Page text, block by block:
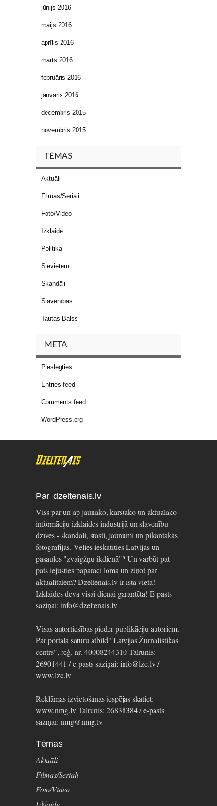
jūnijs 2016
maijs 2016
aprīlis 2016
marts 2016
februāris 2016
janvāris 2016
decembris 2015
novembris 2015
TĒMAS
Aktuāli
Filmas/Seriāli
Foto/Video
Izklaide
Politika
Sievietēm
Skandāli
Slavenības
Tautas Balss
META
Pieslēgties
Entries feed
Comments feed
WordPress.org
Par dzeltenais.lv
Viss par un ap jaunāko, karstāko un aktuālāko
informāciju izklaides industrijā un slavenību
dzīvēs - skandāli, stāsti, jaunumi un pikantākās
fotogrāfijas. Vēlies ieskatīties Latvijas un
pasaules "zvaigžņu ikdienā"? Un varbūt pat
pats iejusties paparaci lomā un ziņot par
aktualitātēm? Dzeltenais.lv ir īstā vieta!
Izklaides deva visai dienai garantēta! E-pasts
saziņai: info@dzeltenais.lv
Visas autortiesības pieder publikāciju autoriem.
Par portāla saturu atbild "Latvijas Žurnālistikas
centrs", reģ. nr. 40008244310 Tālrunis:
26901441 / e-pasts saziņai: info@lzc.lv /
www.lzc.lv
Reklāmas izvietošanas iespējas skatiet:
www.nmg.lv Tālrunis: 26838384 / e-pasts
saziņai: nmg@nmg.lv
Tēmas
Aktuāli
Filmas/Seriāli
Foto/Video
Izklaide